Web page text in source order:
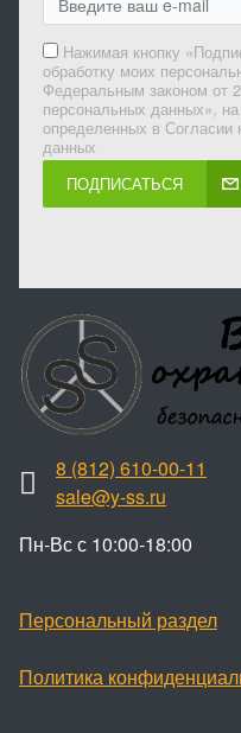
Нажимая кнопку
обработку моих
Федеральным законом от
персональных данных»,
определенных в Согласии
данных
ПОДПИСАТЬСЯ
8 (812) 610-00-11
sale@y-ss.ru
Пн-Вс с 10:00-18:00
Персональный раздел
Политика